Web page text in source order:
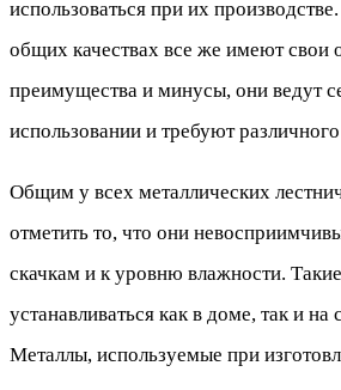
использоваться при их
общих качествах все же имеют свои
преимущества и минусы, они ведут
использовании и требуют
Общим у всех металлических
отметить то, что они
скачкам и к уровню влажности.
устанавливаться как в доме, так и на
Металлы, используемые при